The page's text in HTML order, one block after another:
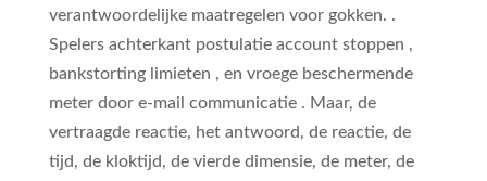
verantwoordelijke maatregelen voor gokken. .
Spelers achterkant postulatie account stoppen ,
bankstorting limieten , en vroege beschermende
meter door e-mail communicatie . Maar, de
vertraagde reactie, het antwoord, de reactie, de
tijd, de kloktijd, de vierde dimensie, de meter, de